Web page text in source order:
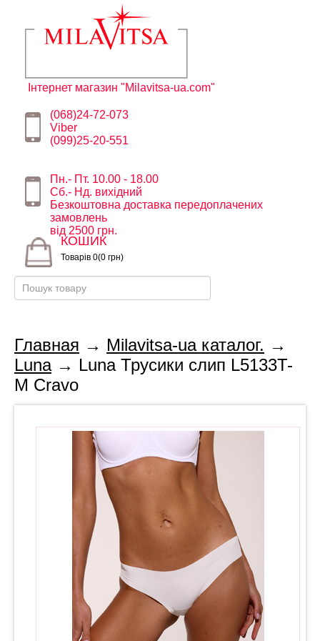
Інтернет магазин "Milavitsa-ua.com"
(068)24-72-073
Viber
(099)25-20-551
Пн.- Пт. 10.00 - 18.00
Сб.- Нд. вихідний
Безкоштовна доставка передоплачених
замовлень
від 2500 грн.
КОШИК
Товарів 0(0 грн)
Главная → Milavitsa-ua каталог. →
Luna→ Luna Трусики слип L5133T-
M Cravo